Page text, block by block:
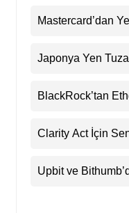
Mastercard’dan
Japonya Yen
BlackRock’tan
Clarity Act İçin
Upbit ve